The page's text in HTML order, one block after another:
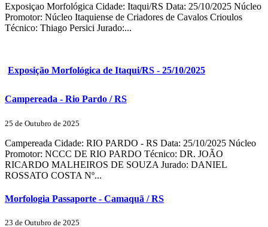
Exposiçao Morfológica Cidade: Itaqui/RS Data: 25/10/2025 Núcleo
Promotor: Núcleo Itaquiense de Criadores de Cavalos Crioulos
Técnico: Thiago Persici Jurado:...
Exposição Morfológica de Itaqui/RS - 25/10/2025
Campereada - Rio Pardo / RS
25 de Outubro de 2025
Campereada Cidade: RIO PARDO - RS Data: 25/10/2025 Núcleo
Promotor: NCCC DE RIO PARDO Técnico: DR. JOÃO
RICARDO MALHEIROS DE SOUZA Jurado: DANIEL
ROSSATO COSTA Nº...
Morfologia Passaporte - Camaquã / RS
23 de Outubro de 2025